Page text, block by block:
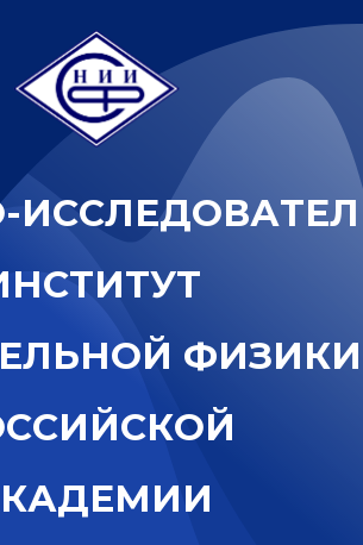
-ИССЛЕДОВАТЕЛ
НСТИТУТ
ЕЛЬНОЙ ФИЗИКИ
ССИЙСКОЙ
КАДЕМИИ